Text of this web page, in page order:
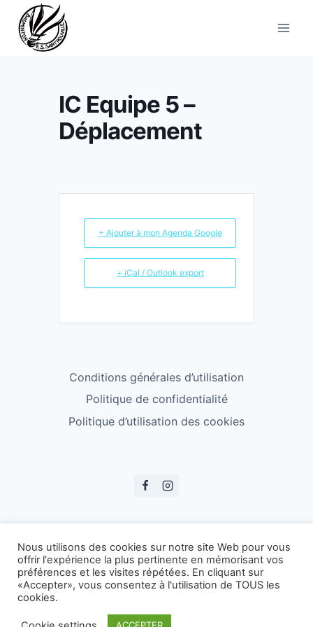
contenu
IC Equipe 5 –
Déplacement
+ Ajouter à mon Agenda Google
+ iCal / Outlook export
Conditions générales d’utilisation
Politique de confidentialité
Politique d’utilisation des cookies
Nous utilisons des cookies sur notre site Web pour vous
offrir l'expérience la plus pertinente en mémorisant vos
préférences et les visites répétées. En cliquant sur
«Accepter», vous consentez à l'utilisation de TOUS les
cookies.